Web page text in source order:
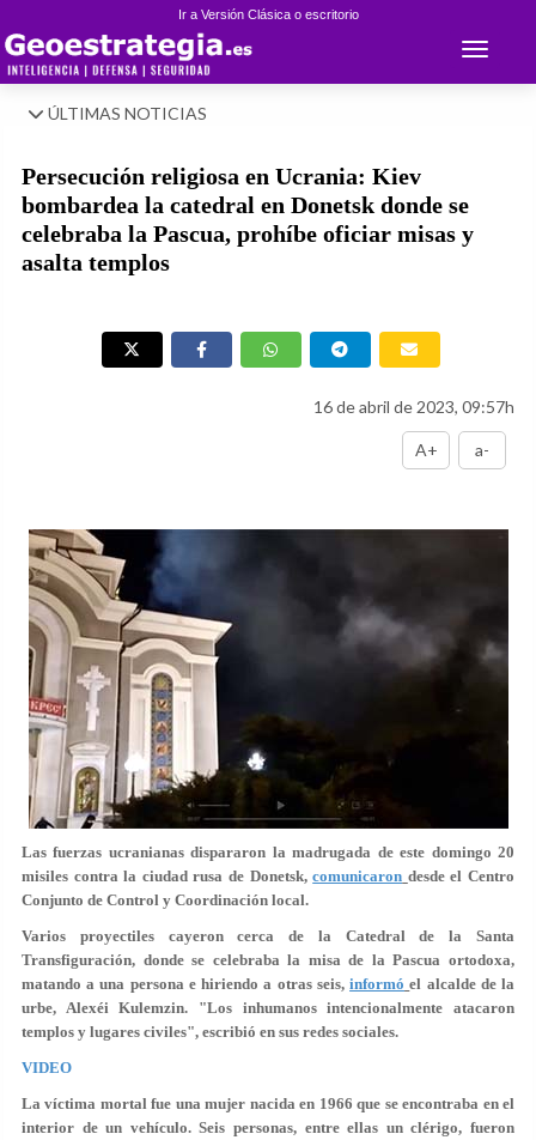
Ir a Versión Clásica o escritorio
Toggle
ÚLTIMAS NOTICIAS
Persecución religiosa en Ucrania: Kiev
bombardea la catedral en Donetsk donde se
celebraba la Pascua, prohíbe oficiar misas y
asalta templos
16 de abril de 2023, 09:57h
A+ a-
Las fuerzas ucranianas dispararon la madrugada de este domingo 20
misiles contra la ciudad rusa de Donetsk,comunicaron desde el Centro
Conjunto de Control y Coordinación local.
Varios proyectiles cayeron cerca de la Catedral de la Santa
Transfiguración, donde se celebraba la misa de la Pascua ortodoxa,
matando a una persona e hiriendo a otras seis,informó el alcalde de la
urbe, Alexéi Kulemzin. "Los inhumanos intencionalmente atacaron
templos y lugares civiles", escribió en sus redes sociales.
VIDEO
La víctima mortal fue una mujer nacida en 1966 que se encontraba en el
interior de un vehículo. Seis personas, entre ellas un clérigo, fueron